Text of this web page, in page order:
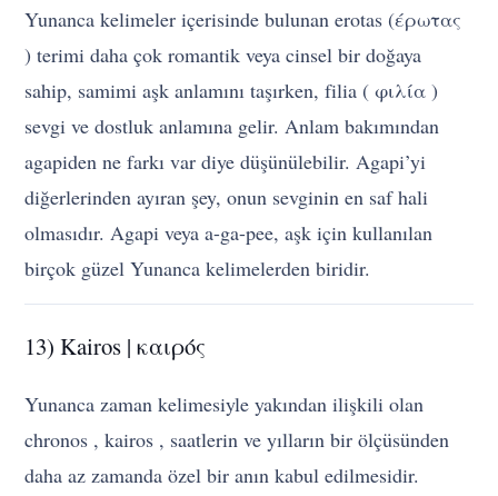
Yunanca kelimeler içerisinde bulunan erotas (έρωτας
) terimi daha çok romantik veya cinsel bir doğaya
sahip, samimi aşk anlamını taşırken, filia ( φιλία )
sevgi ve dostluk anlamına gelir. Anlam bakımından
agapiden ne farkı var diye düşünülebilir. Agapi’yi
diğerlerinden ayıran şey, onun sevginin en saf hali
olmasıdır. Agapi veya a-ga-pee, aşk için kullanılan
birçok güzel Yunanca kelimelerden biridir.
13) Kairos | καιρός
Yunanca zaman kelimesiyle yakından ilişkili olan
chronos , kairos , saatlerin ve yılların bir ölçüsünden
daha az zamanda özel bir anın kabul edilmesidir.